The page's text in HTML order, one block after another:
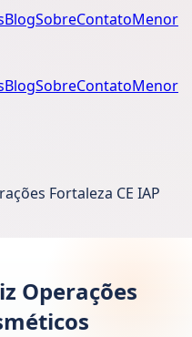
BlogSobreContatoMenor
BlogSobreContatoMenor
Fortaleza CE IAP
Operações